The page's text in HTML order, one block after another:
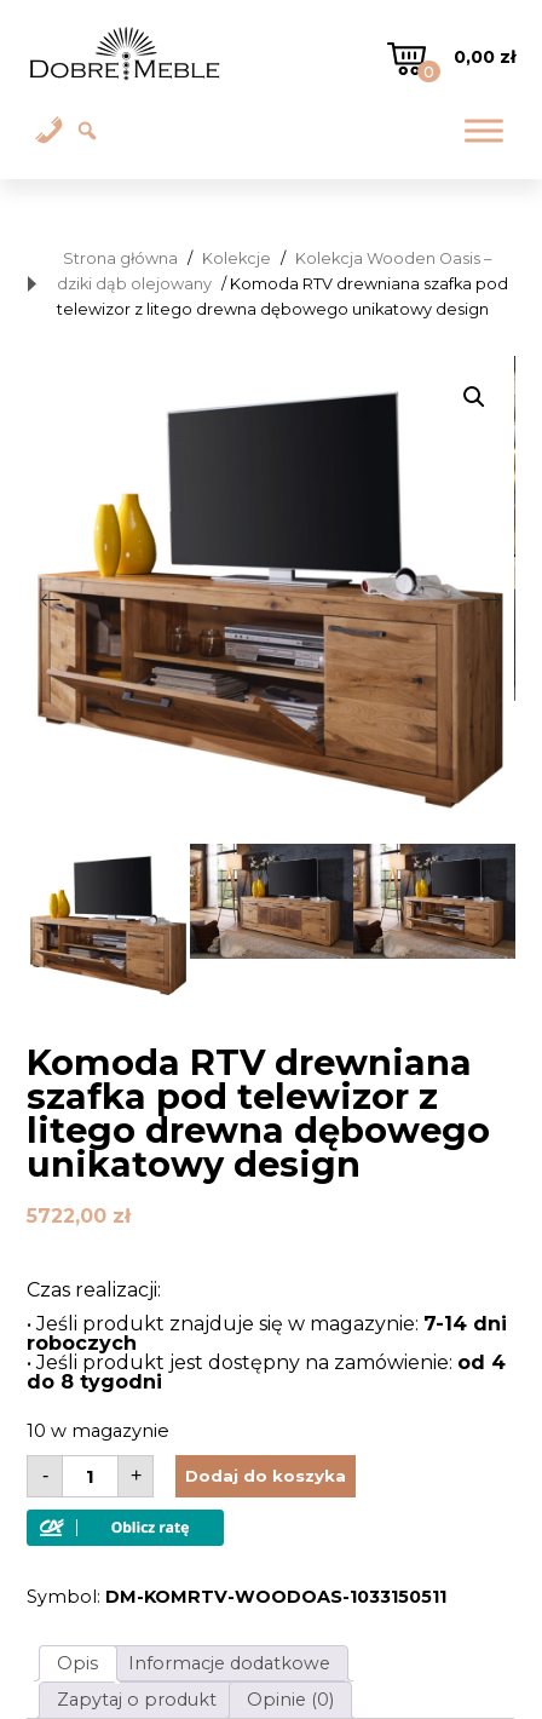
0
0,00 zł
Strona główna / Kolekcje / Kolekcja Wooden Oasis –
dziki dąb olejowany / Komoda RTV drewniana szafka pod
telewizor z litego drewna dębowego unikatowy design
Komoda RTV drewniana
szafka pod telewizor z
litego drewna dębowego
unikatowy design
5722,00 zł
Czas realizacji:
• Jeśli produkt znajduje się w magazynie: 7-14 dni
roboczych
• Jeśli produkt jest dostępny na zamówienie: od 4
do 8 tygodni
10 w magazynie
-
ilość
Komoda
RTV
drewniana
szafka
z
dębowego
unikatowy
design
+ Dodaj do koszyka
Symbol: DM-KOMRTV-WOODOAS-1033150511
Opis
Informacje dodatkowe
Zapytaj o produkt
Opinie (0)